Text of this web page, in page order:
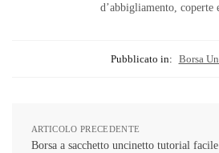
d’abbigliamento, coperte
Pubblicato in: Borsa
ARTICOLO PRECEDENTE
Borsa a sacchetto uncinetto tutorial